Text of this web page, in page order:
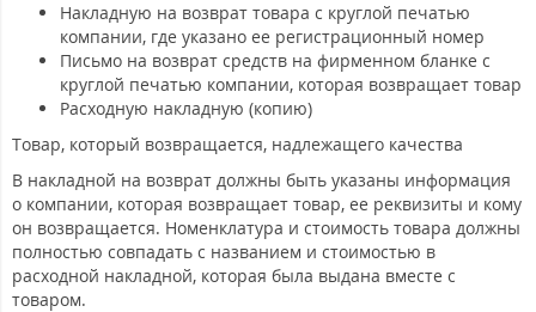
Накладную на возврат товара с круглой печатью
компании, где указано ее регистрационный номер
Письмо на возврат средств на фирменном бланке с
круглой печатью компании, которая возвращает товар
Расходную накладную (копию)
Товар, который возвращается, надлежащего качества
В накладной на возврат должны быть указаны информация
о компании, которая возвращает товар, ее реквизиты и кому
он возвращается. Номенклатура и стоимость товара должны
полностью совпадать с названием и стоимостью в
расходной накладной, которая была выдана вместе с
товаром.